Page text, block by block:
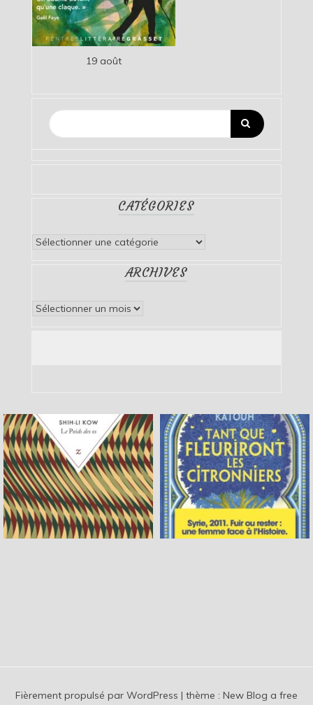
19 août
CATÉGORIES
Catégories
ARCHIVES
Archives
Fièrement propulsé par WordPress | thème : New Blog a free